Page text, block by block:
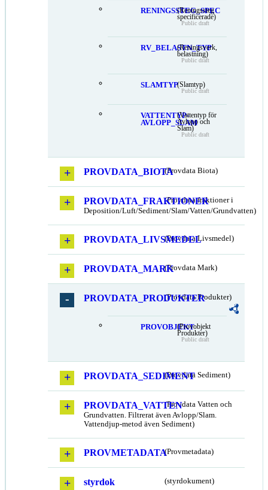
RENINGSSTEG_SPEC
(Reningssteg
specificerade)
Public draft
RV_BELASTN_TYP
(Reningsverk,
belastning)
Public draft
SLAMTYP(Slamtyp)
Public draft
VATTENTYP-
AVLOPP_SLAM
(Vattentyp för
Avlopp och
Slam)
Public draft
PROVDATA_BIOTA(Provdata Biota)
PROVDATA_FRAKTIONER
(Provdata fraktioner i
Deposition/Luft/Sediment/Slam/Vatten/Grundvatten)
PROVDATA_LIVSMEDEL
(Provdata Livsmedel)
PROVDATA_MARK(Provdata Mark)
PROVDATA_PRODUKTER
(Provdata Produkter)
PROVOBJEKT(Provobjekt
Produkter)
Public draft
PROVDATA_SEDIMENT(Provdata Sediment)
PROVDATA_VATTEN(Provdata Vatten och
Grundvatten. Filtrerat även Avlopp/Slam.
Vattendjup-metod även Sediment)
PROVMETADATA(Provmetadata)
styrdok (styrdokument)